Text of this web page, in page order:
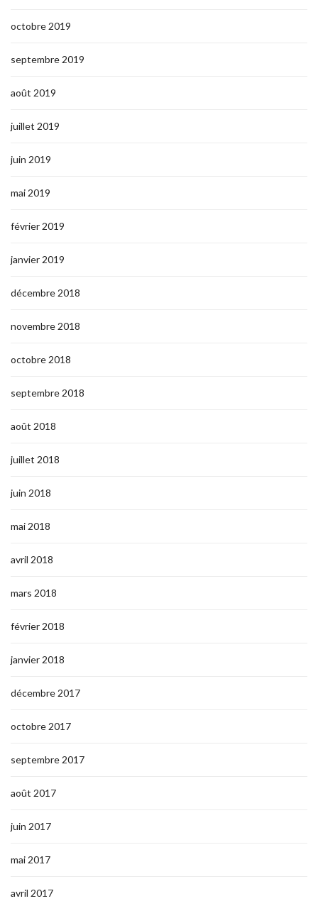
octobre 2019
septembre 2019
août 2019
juillet 2019
juin 2019
mai 2019
février 2019
janvier 2019
décembre 2018
novembre 2018
octobre 2018
septembre 2018
août 2018
juillet 2018
juin 2018
mai 2018
avril 2018
mars 2018
février 2018
janvier 2018
décembre 2017
octobre 2017
septembre 2017
août 2017
juin 2017
mai 2017
avril 2017